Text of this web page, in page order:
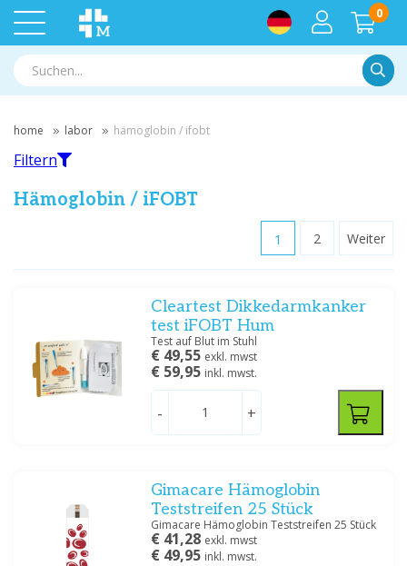
0
home labor hämoglobin / ifobt
Nach Marke filtern
Acon(3)
Aidian (3)
Hemocue (8)
NADAL (1)
Filtern
Hämoglobin / iFOBT
1 2 Weiter
Cleartest Dikkedarmkanker
test iFOBT Hum
Test auf Blut im Stuhl
€ 49,55 exkl. mwst
€ 59,95 inkl. mwst.
- +
Gimacare Hämoglobin
Teststreifen 25 Stück
Gimacare Hämoglobin Teststreifen 25 Stück
€ 41,28 exkl. mwst
€ 49,95 inkl. mwst.